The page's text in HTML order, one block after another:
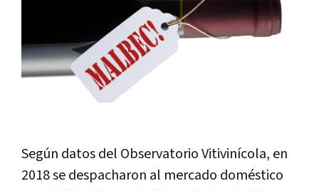
Según datos del Observatorio Vitivinícola, en
2018 se despacharon al mercado doméstico